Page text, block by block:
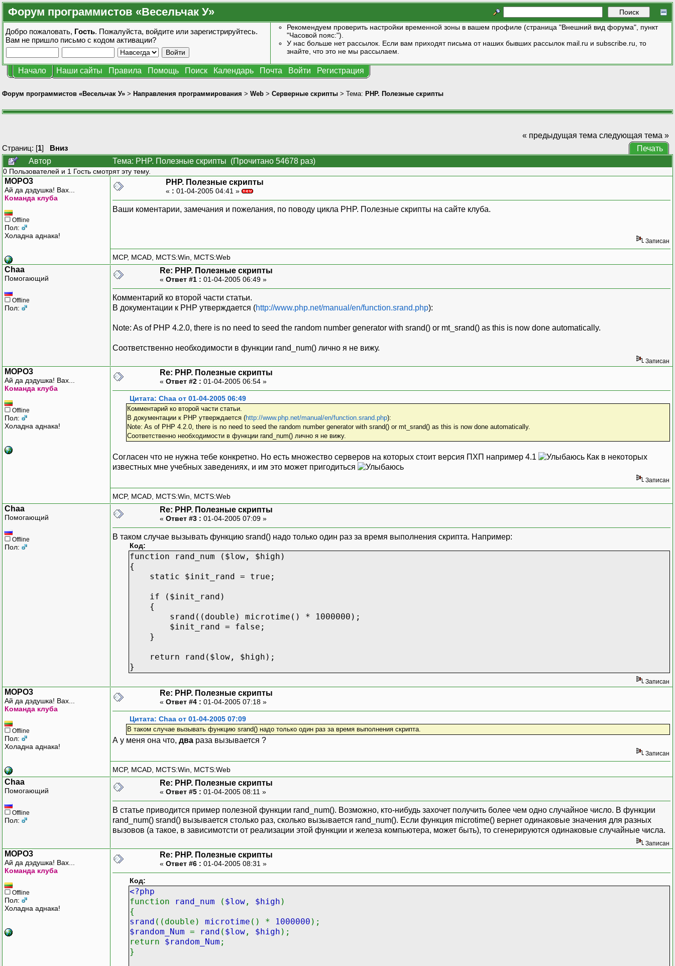
Форум программистов «Весельчак У»
Добро пожаловать, Гость. Пожалуйста, войдите или зарегистрируйтесь.
Вам не пришло письмо с кодом активации?
Рекомендуем проверить настройки временной зоны в вашем профиле (страница "Внешний вид форума", пункт
"Часовой пояс:").
У нас больше нет рассылок. Если вам приходят письма от наших бывших рассылок mail.ru и subscribe.ru, то
знайте, что это не мы рассылаем.
Начало Наши сайты Правила Помощь Поиск Календарь Почта Войти Регистрация
Форум программистов «Весельчак У» > Направления программирования > Web > Серверные скрипты > Тема: PHP. Полезные скрипты
Страниц: [1] Вниз
« предыдущая тема следующая тема »
Печать
Автор
Тема: PHP. Полезные скрипты (Прочитано 54678 раз)
0 Пользователей и 1 Гость смотрят эту тему.
MOPO3
Ай да дэдушка! Вах...
Команда клуба
Offline
Пол:
Холадна аднака!
PHP. Полезные скрипты
« : 01-04-2005 04:41 »
Ваши коментарии, замечания и пожелания, по поводу цикла PHP. Полезные скрипты на сайте клуба.
Записан
MCP, MCAD, MCTS:Win, MCTS:Web
Chaa
Помогающий
Offline
Пол:
Re: PHP. Полезные скрипты
« Ответ #1 : 01-04-2005 06:49 »
Комментарий ко второй части статьи.
В документации к PHP утверждается (http://www.php.net/manual/en/function.srand.php):
Note: As of PHP 4.2.0, there is no need to seed the random number generator with srand() or mt_srand() as this is now done automatically.
Соответственно необходимости в функции rand_num() лично я не вижу.
Записан
MOPO3
Ай да дэдушка! Вах...
Команда клуба
Offline
Пол:
Холадна аднака!
Re: PHP. Полезные скрипты
« Ответ #2 : 01-04-2005 06:54 »
Цитата: Chaa от 01-04-2005 06:49
Комментарий ко второй части статьи.
В документации к PHP утверждается (http://www.php.net/manual/en/function.srand.php):
Note: As of PHP 4.2.0, there is no need to seed the random number generator with srand() or mt_srand() as this is now done automatically.
Соответственно необходимости в функции rand_num() лично я не вижу.
Согласен что не нужна тебе конкретно. Но есть множество серверов на которых стоит версия ПХП например 4.1
Как в некоторых
известных мне учебных заведениях, и им это может пригодиться
Записан
MCP, MCAD, MCTS:Win, MCTS:Web
Chaa
Помогающий
Offline
Пол:
Re: PHP. Полезные скрипты
« Ответ #3 : 01-04-2005 07:09 »
В таком случае вызывать функцию srand() надо только один раз за время выполнения скрипта. Например:
Код:
function rand_num ($low, $high)
{
static $init_rand = true;
if ($init_rand)
{
srand((double) microtime() * 1000000);
$init_rand = false;
}
return rand($low, $high);
}
Записан
MOPO3
Ай да дэдушка! Вах...
Команда клуба
Offline
Пол:
Холадна аднака!
Re: PHP. Полезные скрипты
« Ответ #4 : 01-04-2005 07:18 »
Цитата: Chaa от 01-04-2005 07:09
В таком случае вызывать функцию srand() надо только один раз за время выполнения скрипта.
А у меня она что, два раза вызывается ?
Записан
MCP, MCAD, MCTS:Win, MCTS:Web
Chaa
Помогающий
Offline
Пол:
Re: PHP. Полезные скрипты
« Ответ #5 : 01-04-2005 08:11 »
В статье приводится пример полезной функции rand_num(). Возможно, кто-нибудь захочет получить более чем одно случайное число. В функции
rand_num() srand() вызывается столько раз, сколько вызывается rand_num(). Если функция microtime() вернет одинаковые значения для разных
вызовов (а такое, в зависимотсти от реализации этой функции и железа компьютера, может быть), то сгенерируются одинаковые случайные числа.
Записан
MOPO3
Ай да дэдушка! Вах...
Команда клуба
Offline
Пол:
Холадна аднака!
Re: PHP. Полезные скрипты
« Ответ #6 : 01-04-2005 08:31 »
Код:
<?php
function
rand_num ( $low , $high )
{
srand ((double) microtime () * 1000000 );
$random_Num = rand ( $low , $high );
return $random_Num ;
}